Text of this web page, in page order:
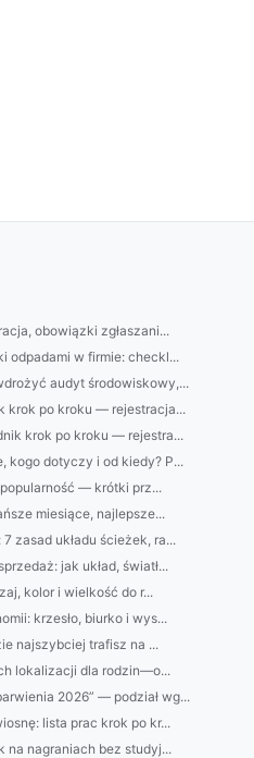
obowiązki zgłaszani...
odpadami w firmie: checkl...
audyt środowiskowy,...
krok po kroku — rejestracja...
krok po kroku — rejestra...
kogo dotyczy i od kiedy? P...
— krótki prz...
miesiące, najlepsze...
zasad układu ścieżek, ra...
jak układ, światł...
kolor i wielkość do r...
krzesło, biurko i wys...
najszybciej trafisz na ...
lokalizacji dla rodzin—o...
2026” — podział wg...
lista prac krok po kr...
nagraniach bez studyj...